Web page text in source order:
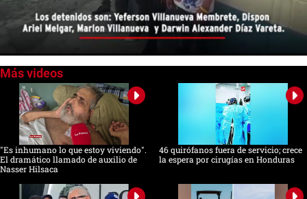
seconds
seconds
"Es inhumano lo que estoy viviendo".
El dramático llamado de auxilio de
Nasser Hilsaca
46 quirófanos fuera de servicio; crece
la espera por cirugías en Honduras